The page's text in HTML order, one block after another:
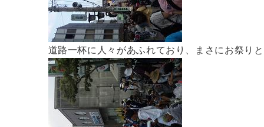
道路一杯に人々があふれており、まさにお祭りと